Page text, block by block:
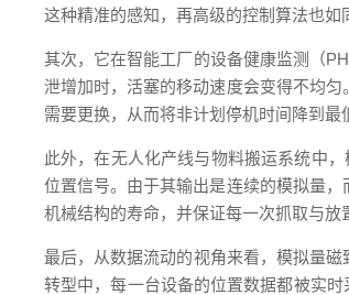
这种精准的感知，再高级的控制算法也如
其次，它在智能工厂的设备健康监测（
泄增加时，活塞的移动速度会变得不均
需要更换，从而将非计划停机时间降到最
此外，在无人化产线与物料搬运系统中
位置信号。由于其输出是连续的模拟量
机械结构的寿命，并保证每一次抓取与放
最后，从数据流动的视角来看，模拟量
转型中，每一台设备的位置数据都被实